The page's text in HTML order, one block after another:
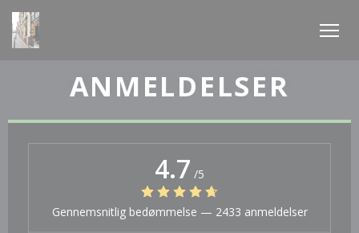
CCookie-styringspanel
ANMELDELSER
4.7 /5
Gennemsnitlig bedømmelse — 2433 anmeldelser